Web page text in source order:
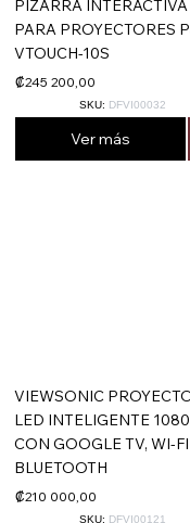
PIZARRA INTERACTIVA
PARA PROYECTORES
VTOUCH-10S
₡245 200,00
Ver más
SKU: DFVI00032
VIEWSONIC
LED INTELIGENTE
CON GOOGLE TV, WI-
BLUETOOTH
₡210 000,00
SKU: DFVI00121